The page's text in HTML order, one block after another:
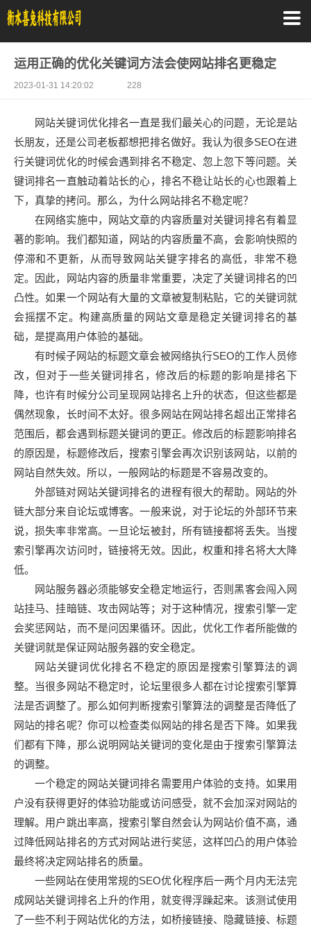
运用正确的优化关键词方法会使网站排名更稳定
2023-01-31 14:20:02 228
网站关键词优化排名一直是我们最关心的问题，无论是站
长朋友，还是公司老板都想把排名做好。我认为很多SEO在进
行关键词优化的时候会遇到排名不稳定、忽上忽下等问题。关
键词排名一直触动着站长的心，排名不稳让站长的心也跟着上
下，真挚的拷问。那么，为什么网站排名不稳定呢？
在网络实施中，网站文章的内容质量对关键词排名有着显
著的影响。我们都知道，网站的内容质量不高，会影响快照的
停滞和不更新，从而导致网站关键字排名的高低，非常不稳
定。因此，网站内容的质量非常重要，决定了关键词排名的凹
凸性。如果一个网站有大量的文章被复制粘贴，它的关键词就
会摇摆不定。构建高质量的网站文章是稳定关键词排名的基
础，是提高用户体验的基础。
有时候子网站的标题文章会被网络执行SEO的工作人员修
改，但对于一些关键词排名，修改后的标题的影响是排名下
降，也许有时候分公司呈现网站排名上升的状态，但这些都是
偶然现象，长时间不太好。很多网站在网站排名超出正常排名
范围后，都会遇到标题关键词的更正。修改后的标题影响排名
的原因是，标题修改后，搜索引擎会再次识别该网站，以前的
网站自然失效。所以，一般网站的标题是不容易改变的。
外部链对网站关键词排名的进程有很大的帮助。网站的外
链大部分来自论坛或博客。一般来说，对于论坛的外部环节来
说，损失率非常高。一旦论坛被封，所有链接都将丢失。当搜
索引擎再次访问时，链接将无效。因此，权重和排名将大大降
低。
网站服务器必须能够安全稳定地运行，否则黑客会闯入网
站挂马、挂暗链、攻击网站等；对于这种情况，搜索引擎一定
会奖惩网站，而不是问因果循环。因此，优化工作者所能做的
关键词就是保证网站服务器的安全稳定。
网站关键词优化排名不稳定的原因是搜索引擎算法的调
整。当很多网站不稳定时，论坛里很多人都在讨论搜索引擎算
法是否调整了。那么如何判断搜索引擎算法的调整是否降低了
网站的排名呢？你可以检查类似网站的排名是否下降。如果我
们都有下降，那么说明网站关键词的变化是由于搜索引擎算法
的调整。
一个稳定的网站关键词排名需要用户体验的支持。如果用
户没有获得更好的体验功能或访问感受，就不会加深对网站的
理解。用户跳出率高，搜索引擎自然会认为网站价值不高，通
过降低网站排名的方式对网站进行奖惩，这样凹凸的用户体验
最终将决定网站排名的质量。
一些网站在使用常规的SEO优化程序后一两个月内无法完
成网站关键词排名上升的作用，就变得浮躁起来。该测试使用
了一些不利于网站优化的方法，如桥接链接、隐藏链接、标题